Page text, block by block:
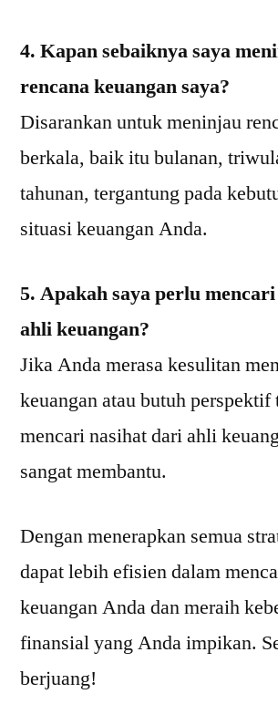
4. Kapan sebaiknya saya
rencana keuangan saya?
Disarankan untuk meninjau
berkala, baik itu bulanan,
tahunan, tergantung pada
situasi keuangan Anda.
5. Apakah saya perlu
ahli keuangan?
Jika Anda merasa kesulitan
keuangan atau butuh perspektif
mencari nasihat dari ahli
sangat membantu.
Dengan menerapkan semua
dapat lebih efisien dalam
keuangan Anda dan meraih
finansial yang Anda impikan.
berjuang!